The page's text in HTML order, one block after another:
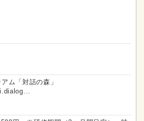
ム「対話の森」